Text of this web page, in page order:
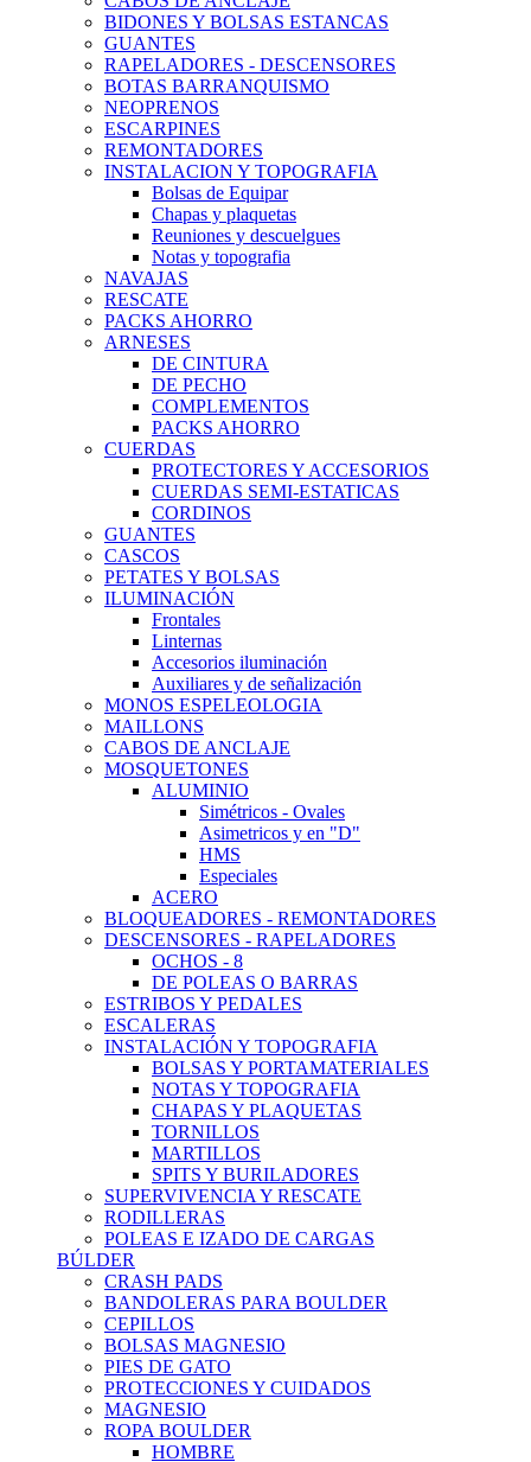
BIDONES Y BOLSAS ESTANCAS
GUANTES
RAPELADORES - DESCENSORES
BOTAS BARRANQUISMO
NEOPRENOS
ESCARPINES
REMONTADORES
INSTALACION Y TOPOGRAFIA
Bolsas de Equipar
Chapas y plaquetas
Reuniones y descuelgues
Notas y topografia
NAVAJAS
RESCATE
PACKS AHORRO
ARNESES
DE CINTURA
DE PECHO
COMPLEMENTOS
PACKS AHORRO
CUERDAS
PROTECTORES Y ACCESORIOS
CUERDAS SEMI-ESTATICAS
CORDINOS
GUANTES
CASCOS
PETATES Y BOLSAS
ILUMINACIÓN
Frontales
Linternas
Accesorios iluminación
Auxiliares y de señalización
MONOS ESPELEOLOGIA
MAILLONS
CABOS DE ANCLAJE
MOSQUETONES
ALUMINIO
Simétricos - Ovales
Asimetricos y en "D"
HMS
Especiales
ACERO
BLOQUEADORES - REMONTADORES
DESCENSORES - RAPELADORES
OCHOS - 8
DE POLEAS O BARRAS
ESTRIBOS Y PEDALES
ESCALERAS
INSTALACIÓN Y TOPOGRAFIA
BOLSAS Y PORTAMATERIALES
NOTAS Y TOPOGRAFIA
CHAPAS Y PLAQUETAS
TORNILLOS
MARTILLOS
SPITS Y BURILADORES
SUPERVIVENCIA Y RESCATE
RODILLERAS
POLEAS E IZADO DE CARGAS
BÚLDER
CRASH PADS
BANDOLERAS PARA BOULDER
CEPILLOS
BOLSAS MAGNESIO
PIES DE GATO
PROTECCIONES Y CUIDADOS
MAGNESIO
ROPA BOULDER
HOMBRE